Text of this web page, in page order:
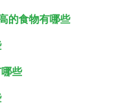
的食物有哪些
些